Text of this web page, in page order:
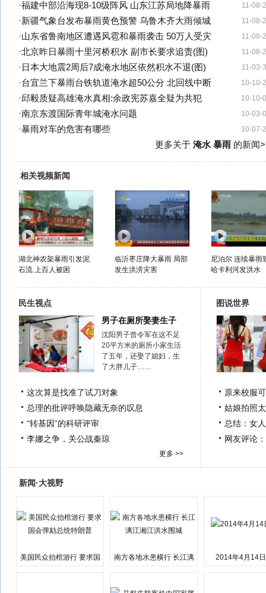
11-08-
·福建中部沿海现8-10级阵风 山东江苏局地降暴雨
11-08-
·新疆气象台发布暴雨黄色预警 乌鲁木齐大雨倾城
11-08-
·山东省鲁南地区遭遇风雹和暴雨袭击 50万人受灾
11-08-
·北京昨日暴雨十里河桥积水 副市长要求追责(图)
11-03-
· 日本大地震2周后7成淹水地区依然积水不退(图)
10-10-
·台宜兰下暴雨台铁轨道淹水超50公分 北回线中断
10-10-
·邱毅质疑高雄淹水真相:余政宪苏嘉全疑为共犯
10-03-
·南京东渡国际青年城淹水问题
10-07-
·暴雨对车的危害有哪些
更多关于 淹水 暴雨的新闻
相关视频新闻
湖北神农架暴雨引发泥
石流 上百人被困
临沂枣庄降大暴雨 局部
发生洪涝灾害
尼泊尔 连续暴雨
哈卡利河发洪水
民生视点
男子在厕所娶妻生子
沈阳男子曾令军在这不足
20平方米的厕所小家生活
了五年，还娶了媳妇，生
了大胖儿子……
这次算是找准了试刀对象
总理的批评呼唤隐藏无奈的叹息
“转基因”的科研评审
李娜之争，关公战秦琼
更多 >>
图说世界
原来校服
姑娘拍照
总结：女
网友评论
新闻·大视野
美国民众抬棺游行 要求国
南方各地水患横行 长江漓
2014年4月14